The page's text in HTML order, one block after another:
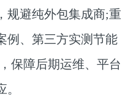
规避纯外包集成商;重
例、第三方实测节能
保障后期运维、平台